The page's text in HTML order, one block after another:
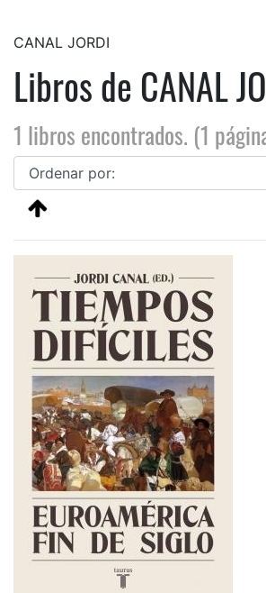
CANAL JORDI
Libros de CANAL
1 libros encontrados. (1